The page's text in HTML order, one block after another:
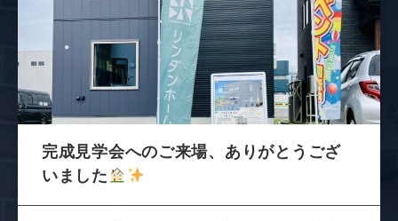
完成見学会へのご来場、ありがとうござ
いました